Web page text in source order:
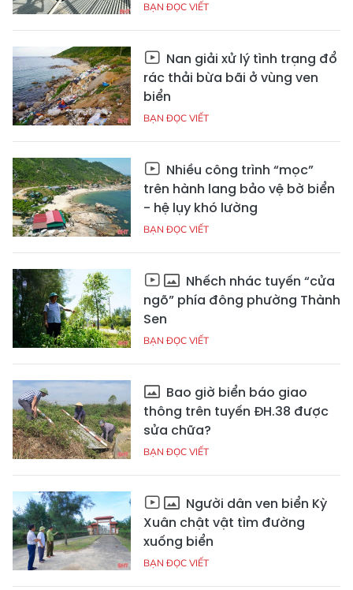
BẠN ĐỌC VIẾT
Nan giải xử lý tình trạng đổ
rác thải bừa bãi ở vùng ven
biển
BẠN ĐỌC VIẾT
Nhiều công trình “mọc”
trên hành lang bảo vệ bờ biển
- hệ lụy khó lường
BẠN ĐỌC VIẾT
Nhếch nhác tuyến “cửa
ngõ” phía đông phường Thành
Sen
BẠN ĐỌC VIẾT
Bao giờ biển báo giao
thông trên tuyến ĐH.38 được
sửa chữa?
BẠN ĐỌC VIẾT
Người dân ven biển Kỳ
Xuân chật vật tìm đường
xuống biển
BẠN ĐỌC VIẾT